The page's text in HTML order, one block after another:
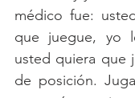
médico fue:
que juegue, yo
usted quiera que
de posición.